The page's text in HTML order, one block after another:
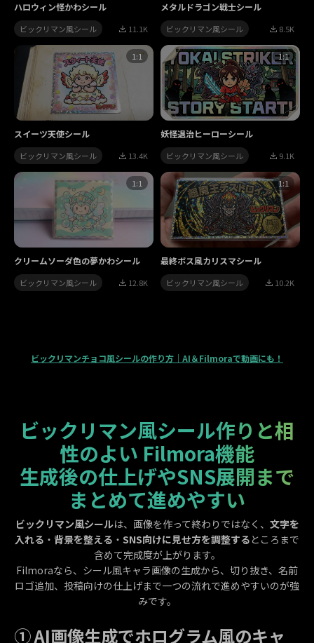
ハロウィン怪かわシール
ビックリマン風シール 11.1K
メタルドラゴン戦士シール
ビックリマン風シール 8.5K
1:1
スイーツ天使シール
ビックリマン風シール 13.4K
1:1
妖怪退治ヒーローシール
ビックリマン風シール 9.1K
1:1
クリームソーダ色の夢かわシール
ビックリマン風シール 12.8K
1:1
最終ボス風カリスマシール
ビックリマン風シール 10.2K
ビックリマンチョコ風シールの作り方｜AI＆Filmoraで動画にも！
ビックリマン風シール作りと相
性のよい Filmora機能
生成後の仕上げやSNS展開まで
まとめて進めやすい
ビックリマン風シールは、画像を作って終わりではなく、 文字を
入れる ・ 背景を整える ・ SNS向けに見せ方を調整する ところまで
含めて完成度が上がります。
Filmoraなら、シール風キャラ画像の生成から、切り抜き、名前
ロゴ追加、投稿向けの仕上げまで一つの流れで進めやすいのが強
みです。
① AI画像生成でホログラム風のキャ